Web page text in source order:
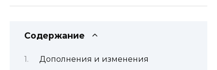
Содержание
Дополнения и изменения